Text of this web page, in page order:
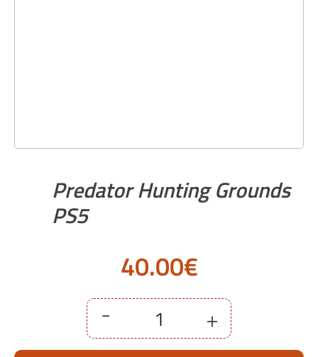
Predator Hunting Grounds
PS5
40.00€
-
Hunting
Grounds
+